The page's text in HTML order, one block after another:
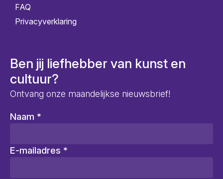
FAQ
Privacyverklaring
Ben jij liefhebber van kunst en
cultuur?
Ontvang onze maandelijkse nieuwsbrief!
Naam *
E-mailadres *